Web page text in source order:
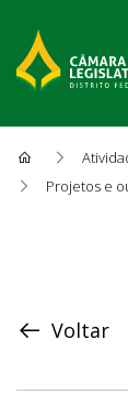
Projetos e
Voltar